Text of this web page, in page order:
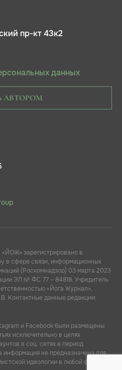
пр-кт 43к2
данных
АВТОРОМ
зарегистрировано в
в сфере связи, информационных
(Роскомнадзор) 03 марта 2023
ЭЛ № ФС 77 – 84818. Учредитель
«Йога Журнал»,
Контактные данные редакции:
и Facebook были размещены
исключительно в целях
в соц. сетях в период
информация не предназначена для
идеологии в любой форме.